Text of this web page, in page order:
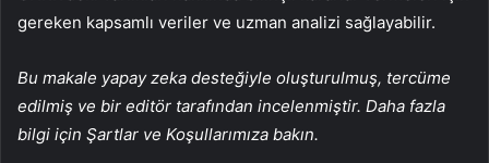
gereken kapsamlı veriler ve uzman analizi sağlayabilir.
Bu makale yapay zeka desteğiyle oluşturulmuş, tercüme
edilmiş ve bir editör tarafından incelenmiştir. Daha fazla
bilgi için Şartlar ve Koşullarımıza bakın.